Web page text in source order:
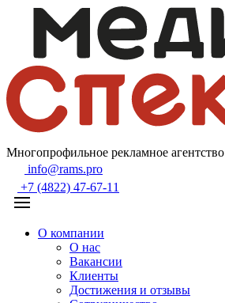
Многопрофильное рекламное агентство
info@rams.pro
+7 (4822) 47-67-11
О компании
О нас
Вакансии
Клиенты
Достижения и отзывы